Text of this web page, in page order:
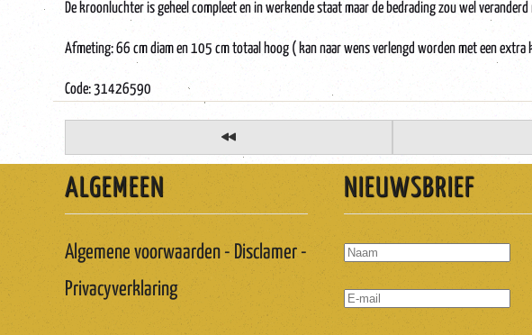
De kroonluchter is geheel compleet en in werkende staat maar de bedrading zou wel
Afmeting: 66 cm diam en 105 cm totaal hoog ( kan naar wens verlengd worden met een extra
Code: 31426590
ALGEMEEN
Algemene voorwaarden - Disclamer -
Privacyverklaring
NIEUWSBRIEF